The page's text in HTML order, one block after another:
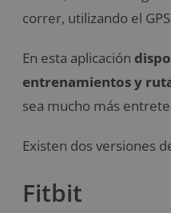
correr, utilizando el
En esta aplicación
entrenamientos y
sea mucho más
Existen dos versiones
Fitbit